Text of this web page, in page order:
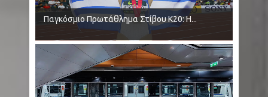
Παγκόσμιο Πρωτάθλημα Στίβου Κ20: Η...